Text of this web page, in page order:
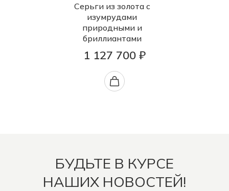
Серьги из золота с
изумрудами
природными и
бриллиантами
1 127 700 ₽
БУДЬТЕ В КУРСЕ
НАШИХ НОВОСТЕЙ!